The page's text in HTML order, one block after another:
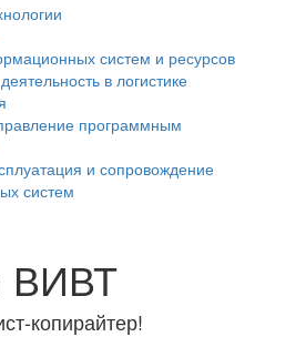
систем и ресурсов
в логистике
программным
и сопровождение
систем
ВИВТ
копирайтер!